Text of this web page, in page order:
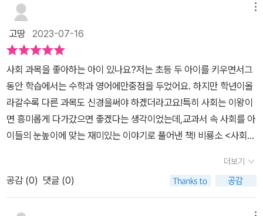
고땅 2023-07-16
사회 과목을 좋아하는 아이 있나요?저는 초등 두 아이를 키우면서그
동안 학습에서는 수학과 영어에만중점을 두었어요. 하지만 학년이올
라갈수록 다른 과목도 신경을써야 하겠더라고요!특히 사회는 이왕이
면 흥미롭게 다가갔으면 좋겠다는 생각이었는데,교과서 속 사회를 아
이들의 눈높이에 맞는 재미있는 이야기로 풀어낸 책! 비룡소 <사회는
>는 14번째 이야기인'시장과 경제'입니다. 교과서 속경제 개념을 일
상생활 속의 예로흥미진진하게 풀어내고 있어, 어렵게만 생각했던 경
제에 대해 쉽게 이해할 수 있답니다. 특히 요즘은 예전과 달리많은 사
더보기
공감 (0) 댓글 (0)